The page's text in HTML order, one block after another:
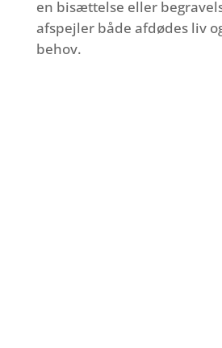
en bisættelse eller
afspejler både afdødes liv
behov.